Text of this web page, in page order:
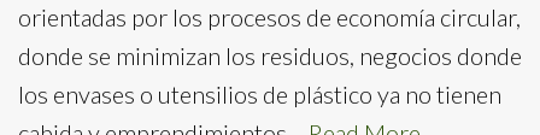
orientadas por los procesos de economía circular,
donde se minimizan los residuos, negocios donde
los envases o utensilios de plástico ya no tienen